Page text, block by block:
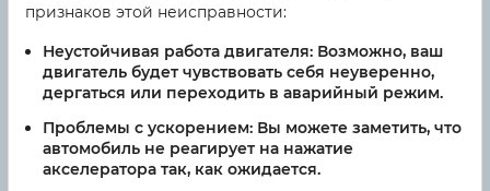
признаков этой неисправности:
Неустойчивая работа двигателя: Возможно, ваш
двигатель будет чувствовать себя неуверенно,
дергаться или переходить в аварийный режим.
Проблемы с ускорением: Вы можете заметить, что
автомобиль не реагирует на нажатие
акселератора так, как ожидается.